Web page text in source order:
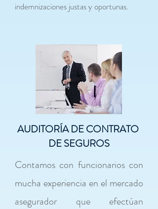
indemnizaciones justas y oportunas.
AUDITORÍA DE CONTRATO
DE SEGUROS
Contamos con funcionarios con
mucha experiencia en el mercado
asegurador que efectúan